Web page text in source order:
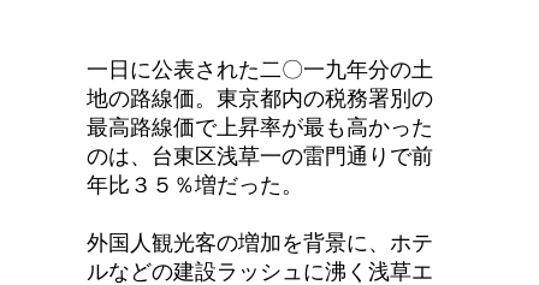
一日に公表された二〇一九年分の土
地の路線価。東京都内の税務署別の
最高路線価で上昇率が最も高かった
のは、台東区浅草一の雷門通りで前
年比３５％増だった。
外国人観光客の増加を背景に、ホテ
ルなどの建設ラッシュに沸く浅草エ